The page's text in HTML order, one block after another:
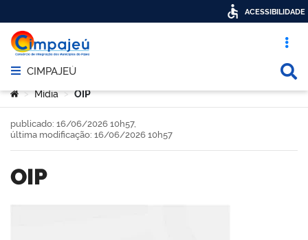
Acesso
Abrir menu principal de navegação
CIMPAJEÚ
Você está aqui:
> Mídia > OIP
OIP
publicado: 16/06/2026 10h57,
última modificação: 16/06/2026 10h57
ACESSIBILIDADE